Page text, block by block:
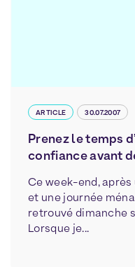
ARTICLE 30.07.2007
Prenez le temps
confiance avant
Ce week-end,
et une journée
retrouvé dimanche
Lorsque je...